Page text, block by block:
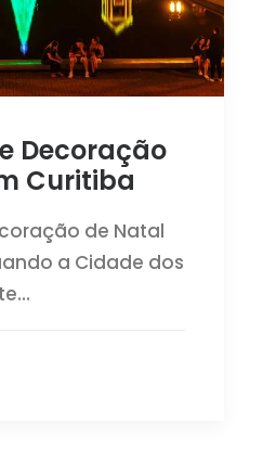
Decoração
Curitiba
de Natal
a Cidade dos